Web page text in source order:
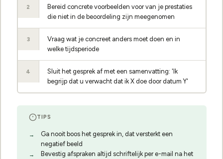
2
Bereid concrete voorbeelden voor van je prestaties
die niet in de beoordeling zijn meegenomen
3
Vraag wat je concreet anders moet doen en in
welke tijdsperiode
4
Sluit het gesprek af met een samenvatting: 'Ik
begrijp dat u verwacht dat ik X doe door datum Y'
TIPS
Ga nooit boos het gesprek in, dat versterkt een
negatief beeld
Bevestig afspraken altijd schriftelijk per e-mail na het